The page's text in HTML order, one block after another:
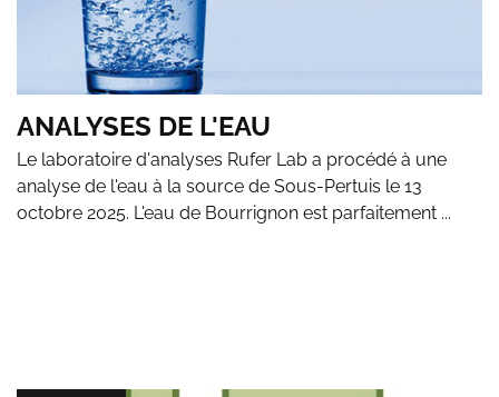
ANALYSES DE L'EAU
Le laboratoire d'analyses Rufer Lab a procédé à une
analyse de l'eau à la source de Sous-Pertuis le 13
octobre 2025. L'eau de Bourrignon est parfaitement ...